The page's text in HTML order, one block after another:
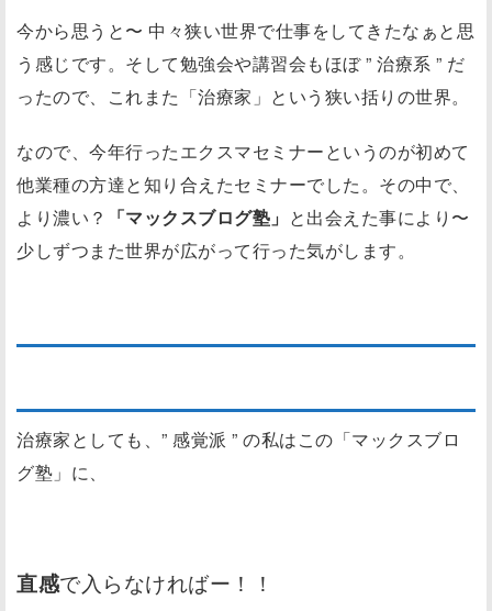
今から思うと〜 中々狭い世界で仕事をしてきたなぁと思
う感じです。そして勉強会や講習会もほぼ ” 治療系 ” だ
ったので、これまた「治療家」という狭い括りの世界。
なので、今年行ったエクスマセミナーというのが初めて
他業種の方達と知り合えたセミナーでした。その中で、
より濃い？
「マックスブログ塾」 と出会えた事により〜
少しずつまた世界が広がって行った気がします。
治療家としても、” 感覚派 ” の私はこの「マックスブロ
グ塾」に、
直感で入らなければー！！